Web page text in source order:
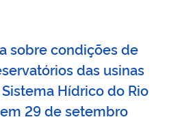
sobre condições de
das usinas
Hídrico do Rio
29 de setembro